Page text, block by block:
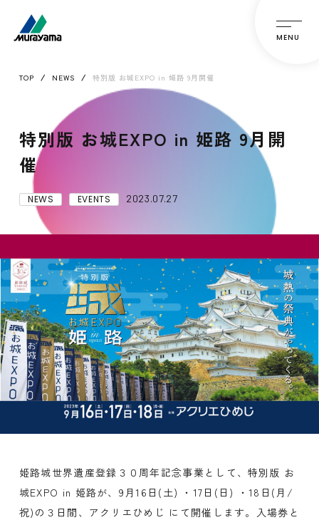
MENU
TOP NEWS 特別版 お城EXPO in 姫路 9月開催
特別版 お城EXPO in 姫路 9月開
催
NEWS EVENTS 2023.07.27
姫路城世界遺産登録３０周年記念事業として、特別版 お
城EXPO in 姫路が、9月16日(土) ・17日(日) ・18日(月/
祝)の３日間、 アクリエひめじ にて開催します。入場券と